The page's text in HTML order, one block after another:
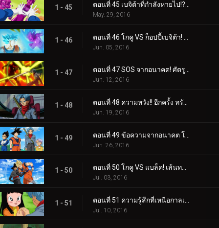
1 - 45 ตอนที่ 45 เบจิต้าที่กำลังหายไป!? การคุกคามของก็อปปี้เบจิต้า!
May. 29, 2016
1 - 46
Jun. 05, 2016
1 - 47 ตอนที่ 47 SOS จากอนาคต! ศัตรูใหม่จากเงามืดปรากฏ!
Jun. 12, 2016
1 - 48
Jun. 19, 2016
1 - 49
Jun. 26, 2016
1 - 50
Jul. 03, 2016
1 - 51
Jul. 10, 2016